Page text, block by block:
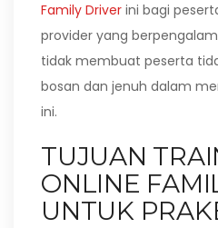
Family Driver ini bagi
provider yang
tidak membuat peserta
bosan dan jenuh dalam
ini.
TUJUAN
ONLINE
UNTUK